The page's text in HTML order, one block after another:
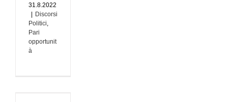
31.8.2022
Discorsi
Politici,
Pari
opportunit
à